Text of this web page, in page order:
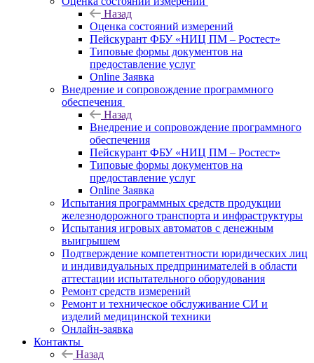
Назад
Оценка состояний измерений
Пейскурант ФБУ «НИЦ ПМ – Ростест»
Типовые формы документов на
предоставление услуг
Online Заявка
Внедрение и сопровождение программного
обеспечения
Назад
Внедрение и сопровождение программного
обеспечения
Пейскурант ФБУ «НИЦ ПМ – Ростест»
Типовые формы документов на
предоставление услуг
Online Заявка
Испытания программных средств продукции
железнодорожного транспорта и инфраструктуры
Испытания игровых автоматов с денежным
выигрышем
Подтверждение компетентности юридических лиц
и индивидуальных предпринимателей в области
аттестации испытательного оборудования
Ремонт средств измерений
Ремонт и техническое обслуживание СИ и
изделий медицинской техники
Онлайн-заявка
Контакты
Назад